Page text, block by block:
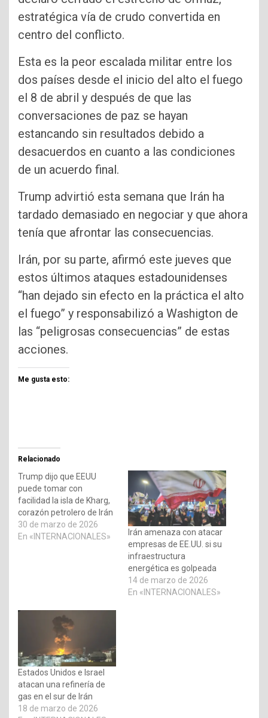
estratégica vía de crudo convertida en
centro del conflicto.
Esta es la peor escalada militar entre los
dos países desde el inicio del alto el fuego
el 8 de abril y después de que las
conversaciones de paz se hayan
estancando sin resultados debido a
desacuerdos en cuanto a las condiciones
de un acuerdo final.
Trump advirtió esta semana que Irán ha
tardado demasiado en negociar y que ahora
tenía que afrontar las consecuencias.
Irán, por su parte, afirmó este jueves que
estos últimos ataques estadounidenses
“han dejado sin efecto en la práctica el alto
el fuego” y responsabilizó a Washigton de
las “peligrosas consecuencias” de estas
acciones.
Me gusta esto:
Relacionado
Trump dijo que EEUU
puede tomar con
facilidad la isla de Kharg,
corazón petrolero de Irán
30 de marzo de 2026
En «INTERNACIONALES»
Irán amenaza con atacar
empresas de EE.UU. si su
infraestructura
energética es golpeada
14 de marzo de 2026
En «INTERNACIONALES»
Estados Unidos e Israel
atacan una refinería de
gas en el sur de Irán
18 de marzo de 2026